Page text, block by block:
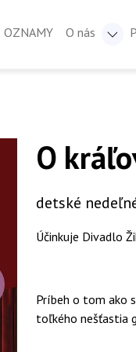
OZNAMY
O nás
O
detské
Účinkuje Divadlo
Príbeh o tom ako
toľkého nešťastia